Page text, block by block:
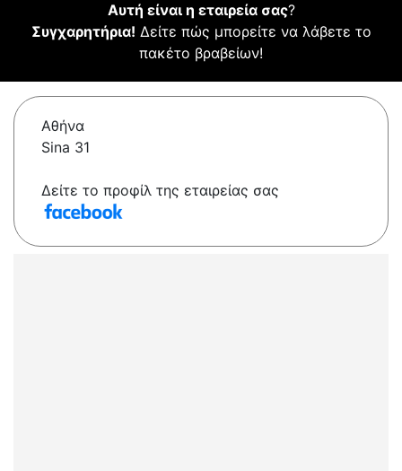
Αυτή είναι η εταιρεία σας?
Συγχαρητήρια! Δείτε πώς μπορείτε να λάβετε το
πακέτο βραβείων!
Αθήνα
Sina 31
Δείτε το προφίλ της εταιρείας σας